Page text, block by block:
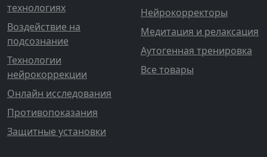
технологиях
Воздействие на
подсознание
Технологии
нейрокоррекции
Онлайн исследования
Противопоказания
Защитные установки
Нейрокорректоры
Медитация и релаксация
Аутогенная тренировка
Все товары